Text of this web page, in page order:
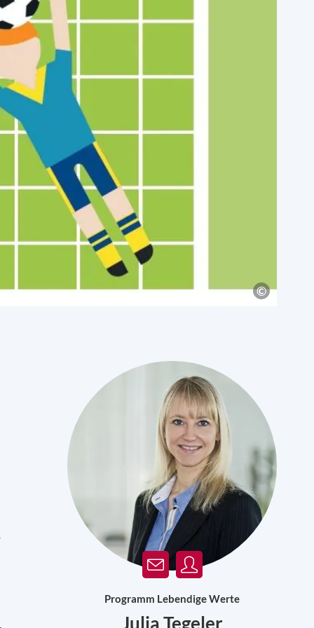
Programm Lebendige Werte
Julia Tegeler